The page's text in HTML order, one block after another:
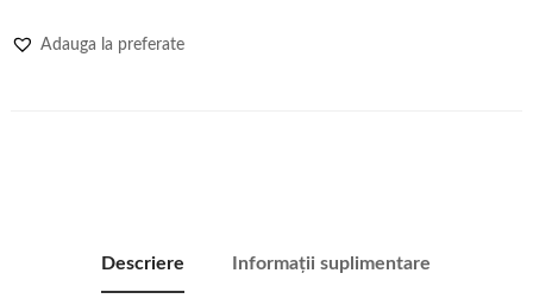
Adauga la preferate
Descriere Informații suplimentare